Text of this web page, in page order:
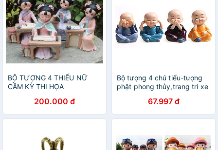
BỘ TƯỢNG 4 THIẾU NỮ
CẦM KỲ THI HỌA
200.000 đ
Bộ tượng 4 chú tiểu-tượng
phật phong thủy,trang trí xe
67.997 đ